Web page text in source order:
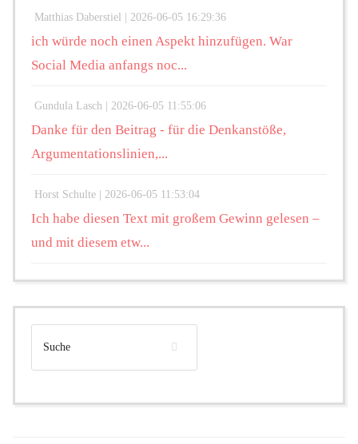
Matthias Daberstiel | 2026-06-05 16:29:36
ich würde noch einen Aspekt hinzufügen. War
Social Media anfangs noc...
Gundula Lasch | 2026-06-05 11:55:06
Danke für den Beitrag - für die Denkanstöße,
Argumentationslinien,...
Horst Schulte | 2026-06-05 11:53:04
Ich habe diesen Text mit großem Gewinn gelesen –
und mit diesem etw...